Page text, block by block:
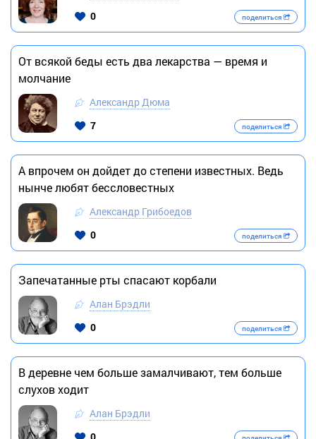
0
поделиться
От всякой беды есть два лекарства — время и
молчание
Александр Дюма
7
поделиться
А впрочем он дойдет до степени известных. Ведь
нынче любят бессловестных
Александр Грибоедов
0
поделиться
Запечатанные рты спасают корбали
Алан Брэдли
0
поделиться
В деревне чем больше замалчивают, тем больше
слухов ходит
Алан Брэдли
0